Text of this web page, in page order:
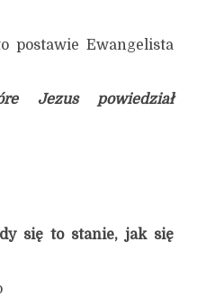
postawie Ewangelista
Jezus powiedział
się to stanie, jak się